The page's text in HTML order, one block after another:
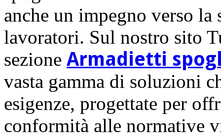
anche un impegno verso la
lavoratori. Sul nostro sito
sezione Armadietti
vasta gamma di soluzioni
esigenze, progettate per
conformità alle normative